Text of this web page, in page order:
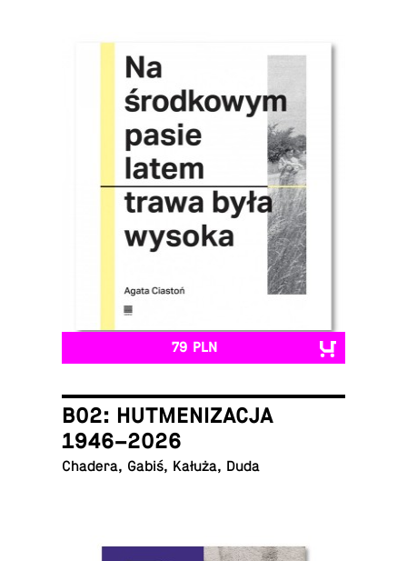
79 PLN
B02: HUTMENIZACJA
1946–2026
Chadera, Gabiś, Kałuża, Duda